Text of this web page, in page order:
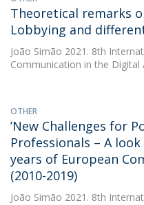
Theoretical remarks
Lobbying and
João Simão 2021. 8th
Communication in the Digital
OTHER
’New Challenges for
Professionals – A
years of European
(2010-2019)
João Simão 2021. 8th